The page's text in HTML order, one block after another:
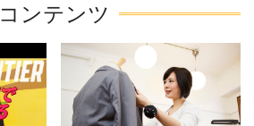
コンテンツ